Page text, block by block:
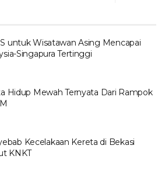
untuk Wisatawan Asing Mencapai
Singapura Tertinggi
Hidup Mewah Ternyata Dari Rampok
Kecelakaan Kereta di Bekasi
KNKT